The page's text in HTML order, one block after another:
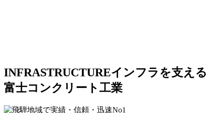
INFRASTRUCTUREインフラを支える
富士コンクリート工業